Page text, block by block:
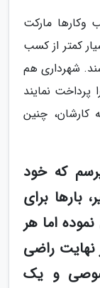
مارکت
کمتر از کسب
شهرداری هم
پرداخت نمایند
چنین
که خود
25 سال اخیر، بارها برای
اما هر
نهایت راضی
و یک